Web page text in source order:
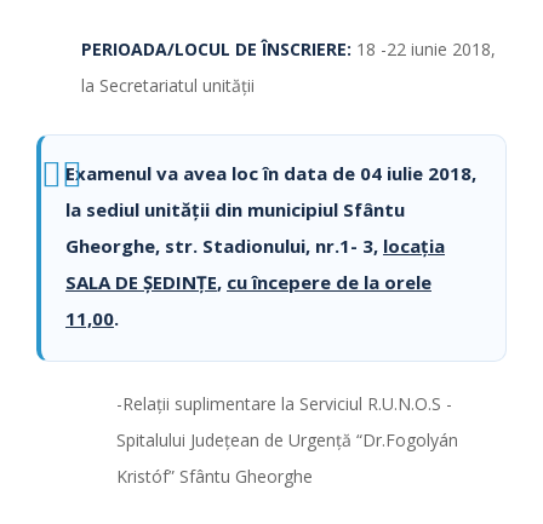
PERIOADA/LOCUL DE ÎNSCRIERE: 18 -22 iunie 2018,
la Secretariatul unității
Examenul va avea loc în data de 04 iulie 2018,
la sediul unităţii din municipiul Sfântu
Gheorghe, str. Stadionului, nr.1- 3, locația
SALA DE ȘEDINȚE, cu începere de la orele
11,00.
-Relaţii suplimentare la Serviciul R.U.N.O.S -
Spitalului Judeţean de Urgenţă “Dr.Fogolyán
Kristóf” Sfântu Gheorghe